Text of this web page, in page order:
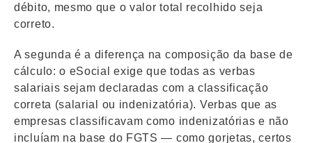
débito, mesmo que o valor total recolhido seja
correto.
A segunda é a diferença na composição da base de
cálculo: o eSocial exige que todas as verbas
salariais sejam declaradas com a classificação
correta (salarial ou indenizatória). Verbas que as
empresas classificavam como indenizatórias e não
incluíam na base do FGTS — como gorjetas, certos